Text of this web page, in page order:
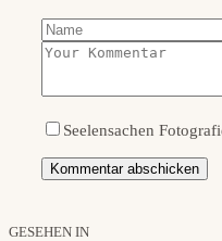
Seelensachen
GESEHEN IN